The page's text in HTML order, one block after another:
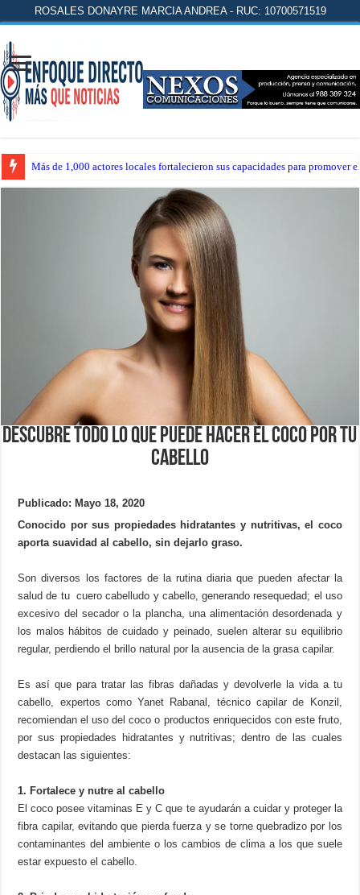
ROSALES DONAYRE MARCIA ANDREA - RUC: 10700571519
Más de 1,000 actores locales fortalecieron sus capacidades para promover
Descubre todo lo que puede hacer el coco por tu
cabello
Publicado: Mayo 18, 2020
Conocido por sus propiedades hidratantes y nutritivas, el coco
aporta suavidad al cabello, sin dejarlo graso.
Son diversos los factores de la rutina diaria que pueden afectar la
salud de tu cuero cabelludo y cabello, generando resequedad; el uso
excesivo del secador o la plancha, una alimentación desordenada y
los malos hábitos de cuidado y peinado, suelen alterar su equilibrio
regular, perdiendo el brillo natural por la ausencia de la grasa capilar.
Es así que para tratar las fibras dañadas y devolverle la vida a tu
cabello, expertos como Yanet Rabanal, técnico capilar de Konzil,
recomiendan el uso del coco o productos enriquecidos con este fruto,
por sus propiedades hidratantes y nutritivas; dentro de las cuales
destacan las siguientes:
1. Fortalece y nutre al cabello
El coco posee vitaminas E y C que te ayudarán a cuidar y proteger la
fibra capilar, evitando que pierda fuerza y se torne quebradizo por los
contaminantes del ambiente o los cambios de clima a los que suele
estar expuesto el cabello.